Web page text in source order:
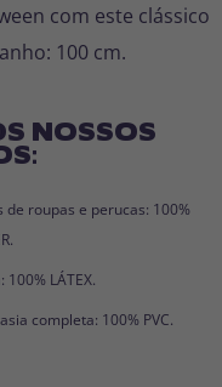
com este clássico
100 cm.
NOSSOS
roupas e perucas: 100%
LÁTEX.
completa: 100% PVC.